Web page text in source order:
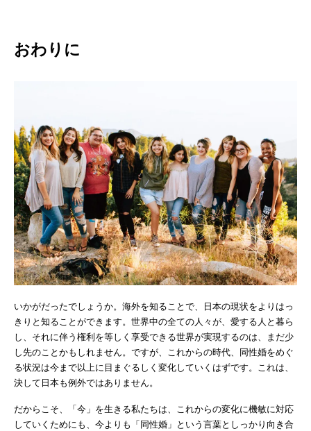
おわりに
いかがだったでしょうか。海外を知ることで、日本の現状をよりはっ
きりと知ることができます。世界中の全ての人々が、愛する人と暮ら
し、それに伴う権利を等しく享受できる世界が実現するのは、まだ少
し先のことかもしれません。ですが、これからの時代、同性婚をめぐ
る状況は今まで以上に目まぐるしく変化していくはずです。これは、
決して日本も例外ではありません。
だからこそ、「今」を生きる私たちは、これからの変化に機敏に対応
していくためにも、今よりも「同性婚」という言葉としっかり向き合